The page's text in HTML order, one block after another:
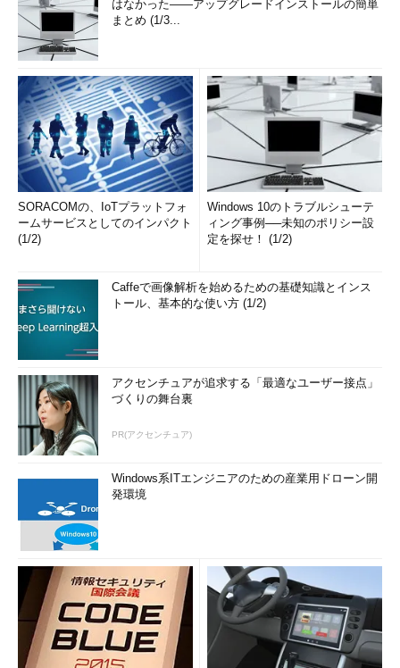
はなかった――アップグレードインストールの簡単
まとめ (1/3...
SORACOMの、IoTプラットフォ
ームサービスとしてのインパクト
(1/2)
Windows 10のトラブルシューテ
ィング事例──未知のポリシー設
定を探せ！ (1/2)
Caffeで画像解析を始めるための基礎知識とインス
トール、基本的な使い方 (1/2)
アクセンチュアが追求する「最適なユーザー接点」
づくりの舞台裏
PR(アクセンチュア)
Windows系ITエンジニアのための産業用ドローン開
発環境